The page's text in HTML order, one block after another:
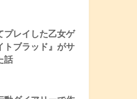
プレイした乙女ゲ
トブラッド』がサ
話